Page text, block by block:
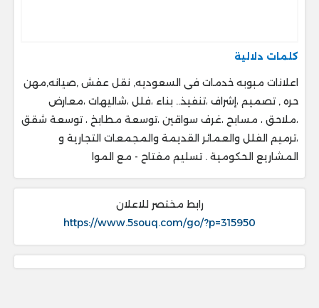
كلمات دلالية
اعلانات مبوبه خدمات فى السعوديه, نقل عفش ,صيانه,مهن
حره , تصميم ،إشراف ،تنفيذ.. ‎بناء ،فلل ،شاليهات ،معارض
،ملاحق ، ‎مسابح ،غرف سواقين ،توسعة مطابخ ، ‎توسعة شقق
،ترميم الفلل والعمائر القديمة والمجمعات التجارية و
المشاريع الحكومية . ‎تسليم مفتاح - مع الموا
رابط مختصر للاعلان
https://www.5souq.com/go/?p=315950